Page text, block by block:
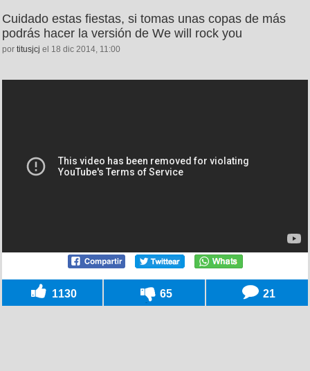
Cuidado estas fiestas, si tomas unas copas de más
podrás hacer la versión de We will rock you
por titusjcj el 18 dic 2014, 11:00
1130 65 21